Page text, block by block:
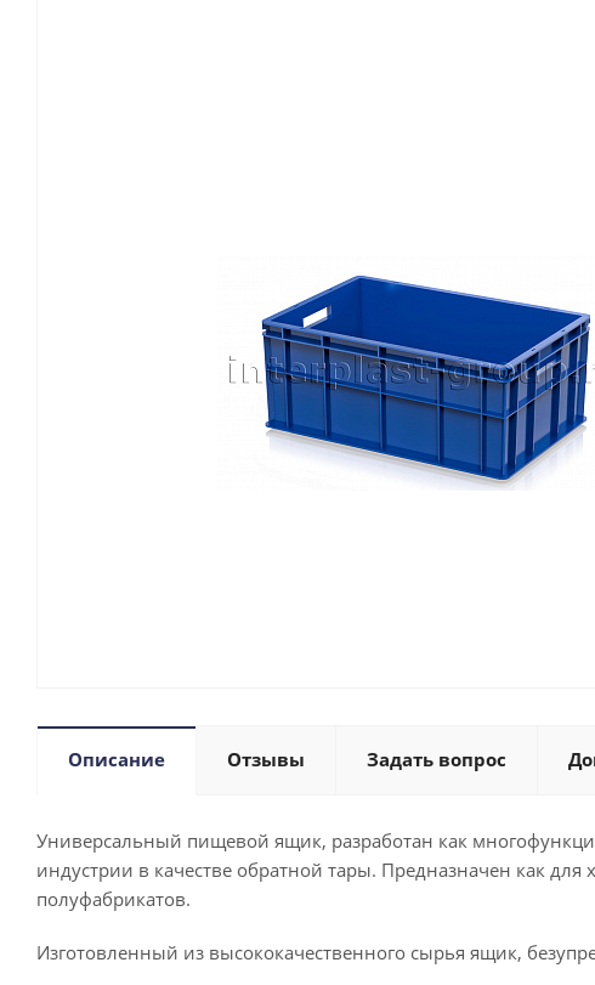
Описание Отзывы Задать вопрос
Универсальный пищевой ящик, разработан как
индустрии в качестве обратной тары. Предназначен как
полуфабрикатов.
Изготовленный из высококачественного сырья ящик,